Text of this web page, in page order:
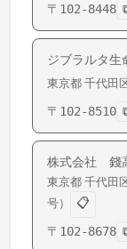
〒 102-8448
ジブラルタ
東京都 千代田
〒 102-8510
株式会社 錢
東京都 千代田
号）
📋
〒 102-8678